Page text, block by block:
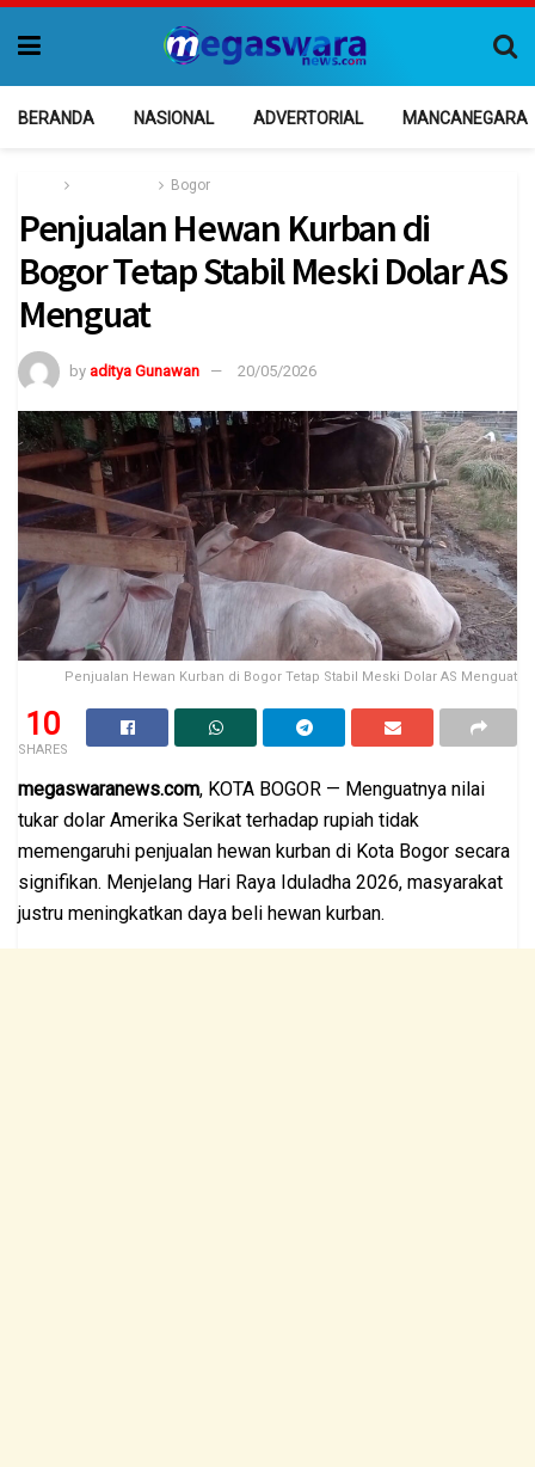
BERANDA NASIONAL ADVERTORIAL MANCANEGARA
Bogor
Penjualan Hewan Kurban di
Bogor Tetap Stabil Meski Dolar AS
Menguat
by aditya Gunawan 20/05/2026
Penjualan Hewan Kurban di Bogor Tetap Stabil Meski Dolar AS Menguat
10
SHARES
megaswaranews.com, KOTA BOGOR — Menguatnya nilai
tukar dolar Amerika Serikat terhadap rupiah tidak
memengaruhi penjualan hewan kurban di Kota Bogor secara
signifikan. Menjelang Hari Raya Iduladha 2026, masyarakat
justru meningkatkan daya beli hewan kurban.